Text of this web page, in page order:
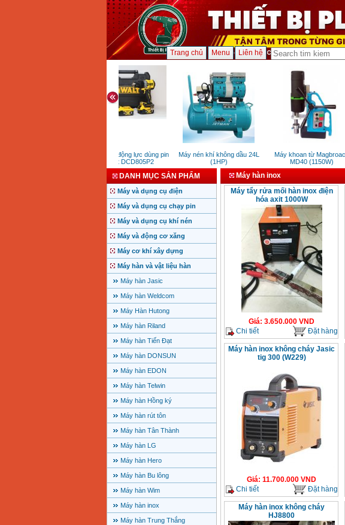
Trang chủ Menu Liên hệ
Máy khoan động lực dùng pin
DeWalt DCD805P2
Máy nén khí không dầu 24L
(1HP)
Máy khoan từ Magbroach
MD40 (1150W)
DANH MỤC SẢN PHẨM
Máy và dụng cụ điện
Máy và dụng cụ chạy pin
Máy và dụng cụ khí nén
Máy và động cơ xăng
Máy cơ khí xây dựng
Máy hàn và vật liệu hàn
Máy hàn Jasic
Máy hàn Weldcom
Máy Hàn Hutong
Máy hàn Riland
Máy hàn Tiến Đạt
Máy hàn DONSUN
Máy hàn EDON
Máy hàn Telwin
Máy hàn Hồng ký
Máy hàn rút tôn
Máy hàn Tân Thành
Máy hàn LG
Máy hàn Hero
Máy hàn Bu lông
Máy hàn Wim
Máy hàn inox
Máy hàn Trung Thắng
Máy hàn inox
Máy tẩy rửa mối hàn inox điện
hóa axit 1000W
Giá: 3.650.000 VND
Chi tiết
Đặt hàng
Máy hàn inox không cháy Jasic
tig 300 (W229)
Giá: 11.700.000 VND
Chi tiết
Đặt hàng
Máy hàn inox không cháy
HJ8800